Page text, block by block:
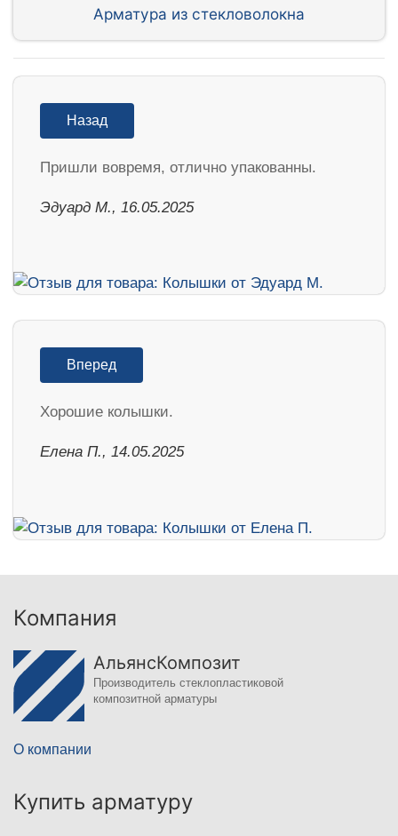
Арматура из стекловолокна
Назад
Пришли вовремя, отлично упакованны.
Эдуард М., 16.05.2025
Вперед
Хорошие колышки.
Елена П., 14.05.2025
Компания
АльянсКомпозит
Производитель стеклопластиковой
композитной арматуры
О компании
Купить арматуру